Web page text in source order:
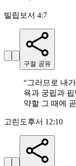
빌립보서 4:7
구절 공유
“그러므로 내
욕과 궁핍과
약할 그 때에
고린도후서 12:10